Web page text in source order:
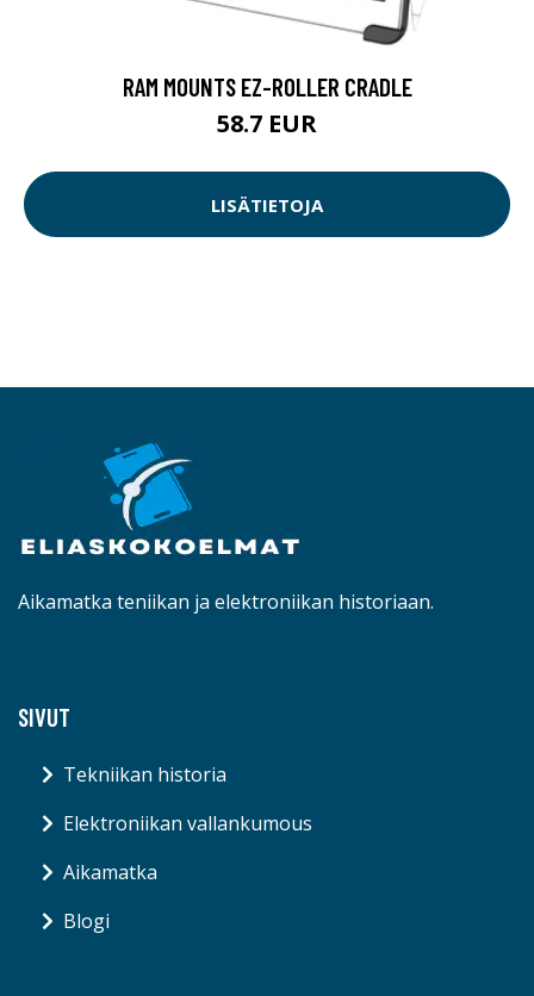
RAM MOUNTS EZ-ROLLER CRADLE
58.7 EUR
LISÄTIETOJA
Aikamatka teniikan ja elektroniikan historiaan.
SIVUT
Tekniikan historia
Elektroniikan vallankumous
Aikamatka
Blogi